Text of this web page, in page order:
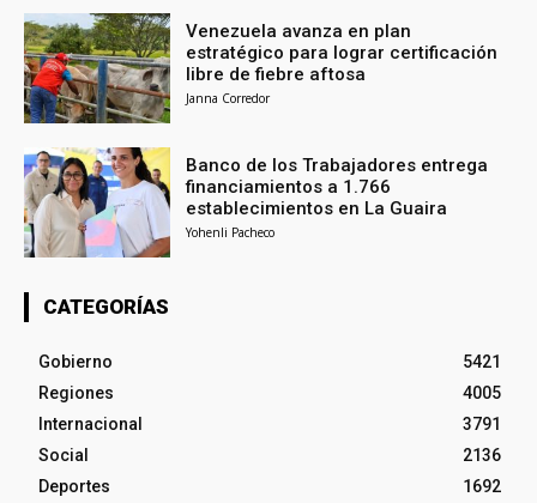
Venezuela avanza en plan
estratégico para lograr certificación
libre de fiebre aftosa
Janna Corredor
Banco de los Trabajadores entrega
financiamientos a 1.766
establecimientos en La Guaira
Yohenli Pacheco
CATEGORÍAS
Gobierno
5421
Regiones
4005
Internacional
3791
Social
2136
Deportes
1692